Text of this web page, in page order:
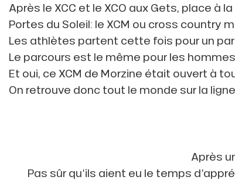
Après le XCC et le XCO aux Gets, place à
Portes du Soleil: le XCM ou cross country
Les athlètes partent cette fois pour un
Le parcours est le même pour les
Et oui, ce XCM de Morzine était ouvert à
On retrouve donc tout le monde sur la
Après
Pas sûr qu’ils aient eu le temps